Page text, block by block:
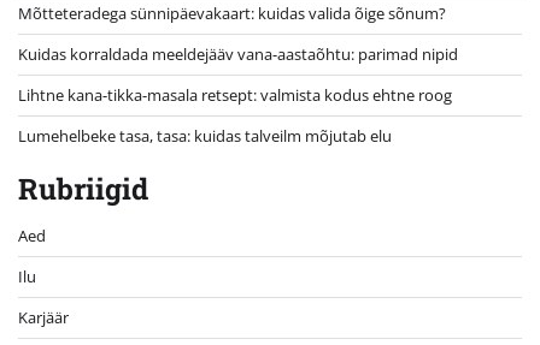
Mõtteteradega sünnipäevakaart: kuidas valida õige sõnum?
Kuidas korraldada meeldejääv vana-aastaõhtu: parimad nipid
Lihtne kana-tikka-masala retsept: valmista kodus ehtne roog
Lumehelbeke tasa, tasa: kuidas talveilm mõjutab elu
Rubriigid
Aed
Ilu
Karjäär